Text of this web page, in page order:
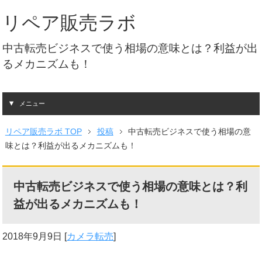
リペア販売ラボ
中古転売ビジネスで使う相場の意味とは？利益が出
るメカニズムも！
メニュー
リペア販売ラボ TOP 投稿
中古転売ビジネスで使う相場の意
味とは？利益が出るメカニズムも！
中古転売ビジネスで使う相場の意味とは？利
益が出るメカニズムも！
2018年9月9日 [カメラ転売]